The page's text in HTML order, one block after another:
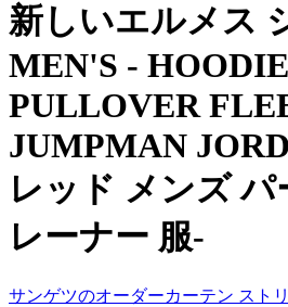
新しいエルメス
MEN'S - HOODIE
PULLOVER
JUMPMAN
レッド メンズ パ
レーナー 服-
サンゲツのオーダーカーテン スト